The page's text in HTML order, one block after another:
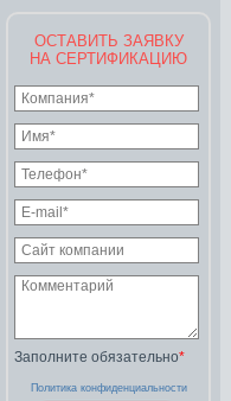
ОСТАВИТЬ ЗАЯВКУ
НА СЕРТИФИКАЦИЮ
Заполните обязательно*
Политика конфиденциальности